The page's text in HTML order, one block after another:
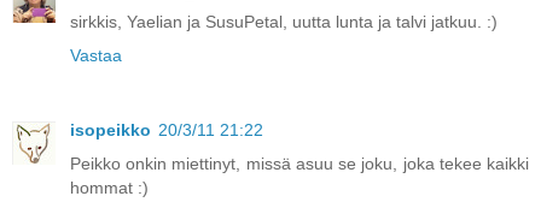
sirkkis, Yaelian ja SusuPetal, uutta lunta ja talvi jatkuu. :)
Vastaa
isopeikko 20/3/11 21:22
Peikko onkin miettinyt, missä asuu se joku, joka tekee kaikki
hommat :)